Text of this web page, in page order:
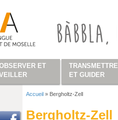
Accueil » Bergholtz-Zell
Bergholtz-Zell
ET
TRANSMETTRE
ET GUIDER